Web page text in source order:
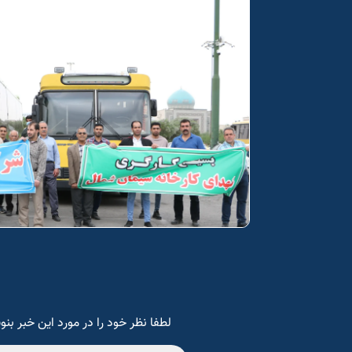
لطفا نظر خود را در مورد این خبر